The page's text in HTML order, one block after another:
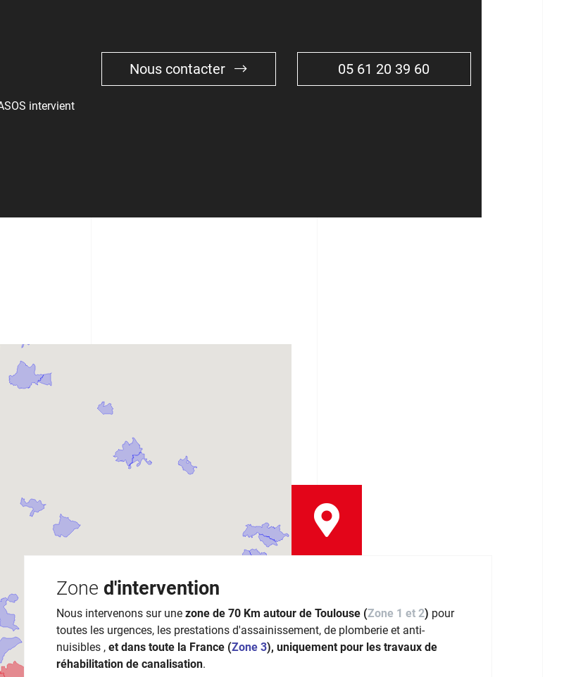
intervient
Nous contacter 05 61 20 39 60
Zone d'intervention
Nous intervenons sur une zone de 70 Km autour de Toulouse (Zone 1 et 2) pour
toutes les urgences, les prestations d'assainissement, de plomberie et anti-
nuisibles , et dans toute la France (Zone 3), uniquement pour les travaux de
réhabilitation de canalisation.